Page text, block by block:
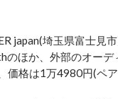
japan(埼玉県富士見
ほか、外部のオーデ
価格は1万4980円(ペア)